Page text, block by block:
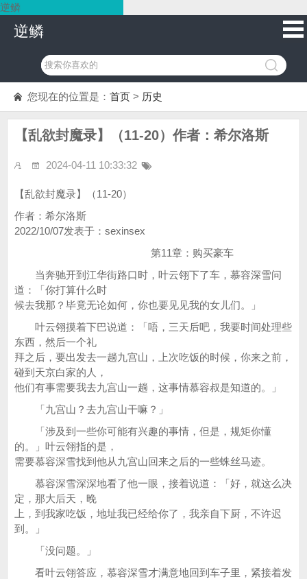
逆鳞
逆鳞
您现在的位置是： 首页 > 历史
【乱欲封魔录】（11-20）作者：希尔洛斯
2024-04-11 10:33:32
【乱欲封魔录】（11-20）
作者：希尔洛斯
2022/10/07发表于：sexinsex
第11章：购买豪车
当奔驰开到江华街路口时，叶云翎下了车，慕容深雪问
道：「你打算什么时
候去我那？毕竟无论如何，你也要见见我的女儿们。」
叶云翎摸着下巴说道：「唔，三天后吧，我要时间处理些
东西，然后一个礼
拜之后，要出发去一趟九宫山，上次吃饭的时候，你来之前，
碰到天京白家的人，
他们有事需要我去九宫山一趟，这事情慕容叔是知道的。」
「九宫山？去九宫山干嘛？」
「涉及到一些你可能有兴趣的事情，但是，规矩你懂
的。」叶云翎指的是，
需要慕容深雪找到他从九宫山回来之后的一些蛛丝马迹。
慕容深雪深深地看了他一眼，接着说道：「好，就这么决
定，那大后天，晚
上，到我家吃饭，地址我已经给你了，我亲自下厨，不许迟
到。」
「没问题。」
看叶云翎答应，慕容深雪才满意地回到车子里，紧接着发